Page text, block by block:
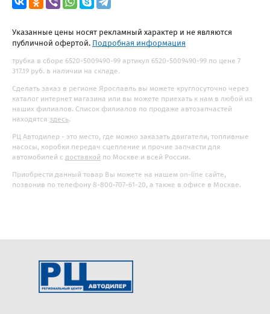
Указанные цены носят рекламный характер и не являются
публичной офертой. Подробная информация
трубка в сборе 6520-5009490-99 артикул 6520-5009490-99 по цене 7
317.19 руб. в наличии на складе.
Сделать заказ в регионе Ярославль вы можете круглосуточно через
каталог интернет магазина или вы можете приехать к нам в любой из
наших филиалов. Список филиалов по продаже автозапчастей
находятся здесь.
РЦ Автодилер - это место, где можно заказать двигатели, топливные
насосы, коробки передач сцепление и прочие запчасти для
автомобилей с доставкой по Москве и всей России.
Приобрести данный товар Вы можете на нашем on-line сайте,
позвонив по телефону 8-800-707-61-20, а также в офисе в Москве.